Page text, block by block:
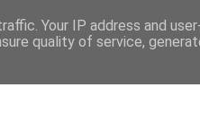
Your IP address and
quality of service,